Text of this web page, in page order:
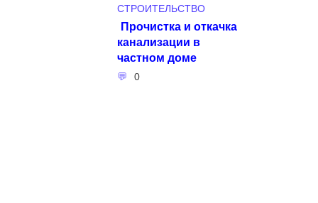
СТРОИТЕЛЬСТВО
Прочистка и откачка
канализации в
частном доме
0